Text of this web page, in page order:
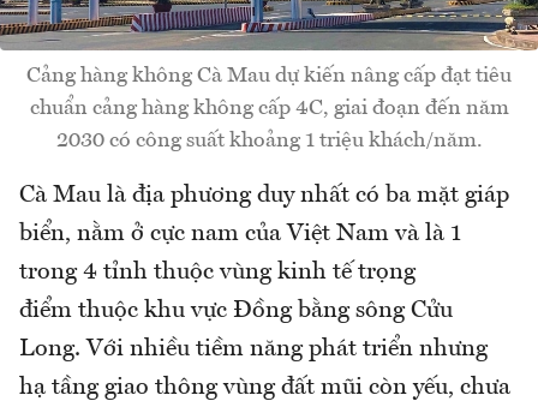
Cảng hàng không Cà Mau dự kiến nâng cấp đạt tiêu
chuẩn cảng hàng không cấp 4C, giai đoạn đến năm
2030 có công suất khoảng 1 triệu khách/năm.
Cà Mau là địa phương duy nhất có ba mặt giáp
biển, nằm ở cực nam của Việt Nam và là 1
trong 4 tỉnh thuộc vùng kinh tế trọng
điểm thuộc khu vực Đồng bằng sông Cửu
Long. Với nhiều tiềm năng phát triển nhưng
hạ tầng giao thông vùng đất mũi còn yếu, chưa